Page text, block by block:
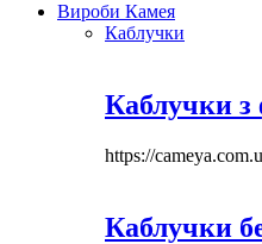
Вироби Камея
Каблучки
Каблучки з
https://
Каблучки